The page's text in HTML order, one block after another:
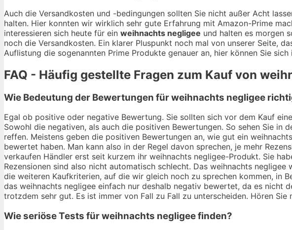
Auch die Versandkosten und -bedingungen sollten Sie nicht außer Acht
halten. Hier konnten wir wirklich sehr gute Erfahrung mit Amazon-Prime
interessieren sich heute für ein weihnachts negligee und halten es morgen
noch die Versandkosten. Ein klarer Pluspunkt noch mal von unserer Seite,
Auflistung die sogenannten Prime Produkte genauer an, hier können Sie
FAQ - Häufig gestellte Fragen zum Kauf von
Wie Bedeutung der Bewertungen für weihnachts negligee
Egal ob positive oder negative Bewertung. Sie sollten sich vor dem Kauf
Sowohl die negativen, als auch die positiven Bewertungen. So sehen Sie
reffen. Meistens geben die positiven Bewertungen an, wie gut ein
bewertet haben. Man kann also in der Regel davon sprechen, je mehr
verkaufen Händler erst seit kurzem ihr weihnachts negligee-Produkt. Sie
Rezensionen sind also nicht automatisch schlecht. Das weihnachts
die weiteren Kaufkriterien, auf die wir gleich noch zu sprechen kommen, in
das weihnachts negligee einfach nur deshalb negativ bewertet, da es nicht
trotzdem sehr gut. Es ist immer von Fall zu Fall zu unterscheiden. Hören
Wie seriöse Tests für weihnachts negligee finden?